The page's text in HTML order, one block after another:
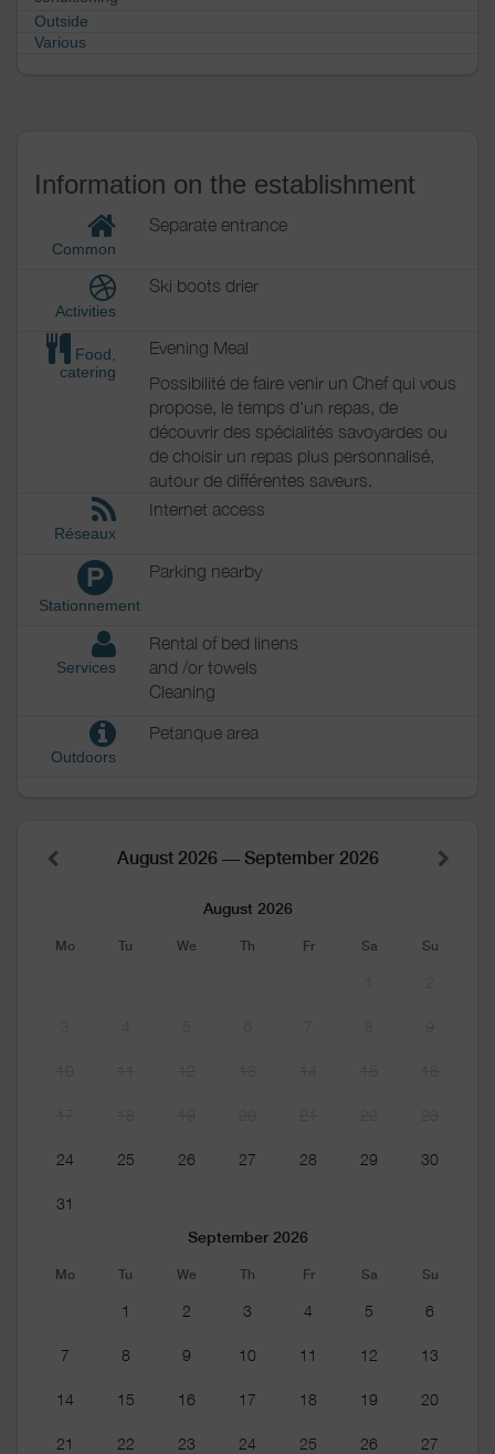
Outside
Various
Information on the establishment
Common
Separate entrance
Activities
Ski boots drier
Food,
catering
Evening Meal
Possibilité de faire venir un Chef qui vous
propose, le temps d'un repas, de
découvrir des spécialités savoyardes ou
de choisir un repas plus personnalisé,
autour de différentes saveurs.
Réseaux
Internet access
P
Stationnement
Parking nearby
Services
Rental of bed linens
and /or towels
Cleaning
Outdoors
Petanque area
August 2026 — September 2026
August 2026
Mo Tu We Th Fr Sa Su
24 25 26 27 28 29 30
31
September 2026
Mo Tu We Th Fr Sa Su
1 2 3 4 5 6
7 8 9 10 11 12 13
14 15 16 17 18 19 20
21 22 23 24 25 26 27